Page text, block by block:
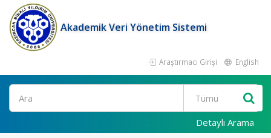
Akademik Veri Yönetim Sistemi
Araştırmacı Girişi English
Ara
Detaylı Arama